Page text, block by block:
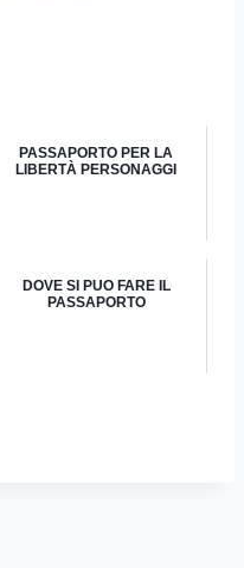
PASSAPORTO PER LA
LIBERTÀ PERSONAGGI
DOVE SI PUO FARE IL
PASSAPORTO